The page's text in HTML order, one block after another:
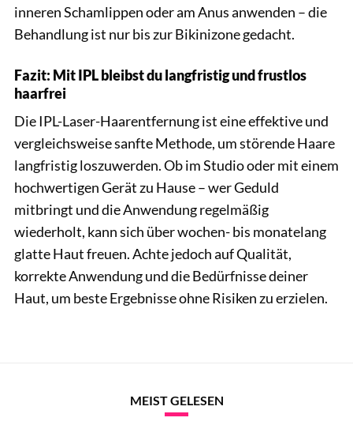
inneren Schamlippen oder am Anus anwenden – die
Behandlung ist nur bis zur Bikinizone gedacht.
Fazit: Mit IPL bleibst du langfristig und frustlos
haarfrei
Die IPL-Laser-Haarentfernung ist eine effektive und
vergleichsweise sanfte Methode, um störende Haare
langfristig loszuwerden. Ob im Studio oder mit einem
hochwertigen Gerät zu Hause – wer Geduld
mitbringt und die Anwendung regelmäßig
wiederholt, kann sich über wochen- bis monatelang
glatte Haut freuen. Achte jedoch auf Qualität,
korrekte Anwendung und die Bedürfnisse deiner
Haut, um beste Ergebnisse ohne Risiken zu erzielen.
MEIST GELESEN